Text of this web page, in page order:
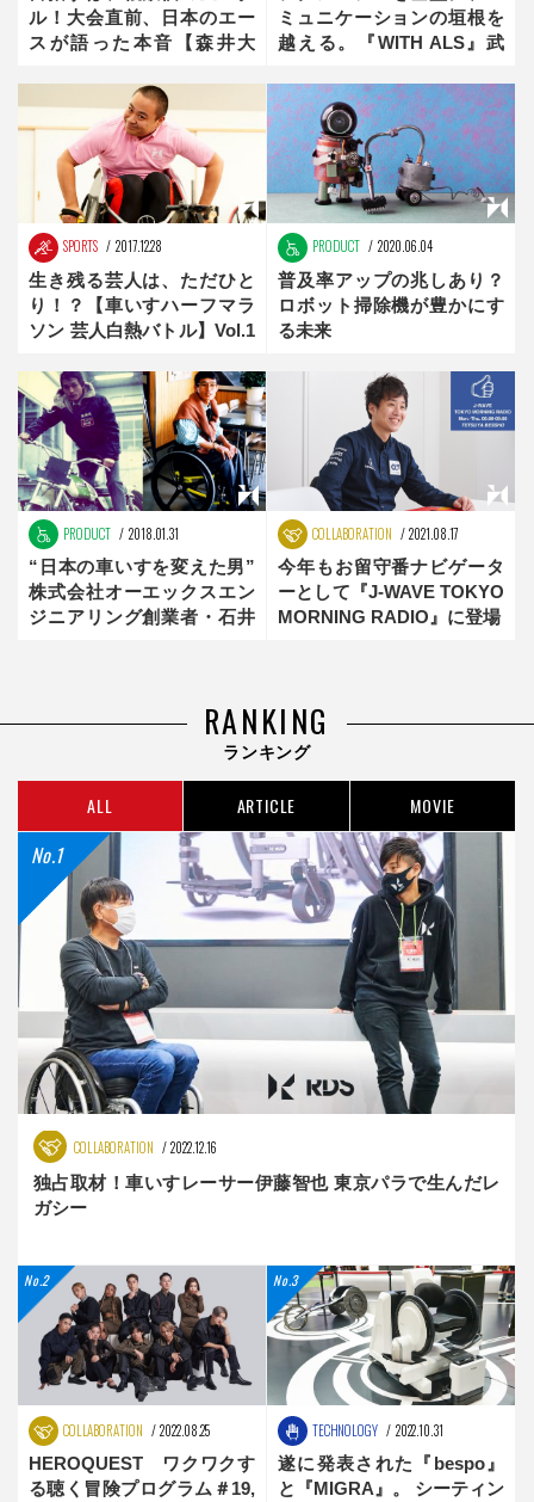
ル！大会直前、日本のエー
スが語った本音【森井大
ック注目選手】前編
ミュニケーションの垣根を
越える。『WITH ALS』武
innovator】前編
SPORTS 2017.12.28
生き残る芸人は、ただひと
り！？【車いすハーフマラ
ソン 芸人白熱バトル】Vol.1
PRODUCT 2020.06.04
普及率アップの兆しあり？
ロボット掃除機が豊かにす
る未来
PRODUCT 2018.01.31
“日本の車いすを変えた男”
株式会社オーエックスエン
ジニアリング創業者・石井
COLLABORATION 2021.08.17
今年もお留守番ナビゲータ
ーとして『J-WAVE TOKYO
MORNING RADIO』に登場
RANKING
ランキング
ALL ARTICLE MOVIE
COLLABORATION 2022.12.16
独占取材！車いすレーサー伊藤智也 東京パラで生んだレ
ガシー
COLLABORATION 2022.08.25
HEROQUEST ワクワクす
る聴く冒険プログラム＃19,
TECHNOLOGY 2022.10.31
遂に発表された『bespo』
と『MIGRA』。 シーティン